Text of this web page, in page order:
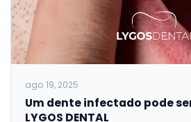
ago 19, 2025
Um dente infectado pode
LYGOS DENTAL